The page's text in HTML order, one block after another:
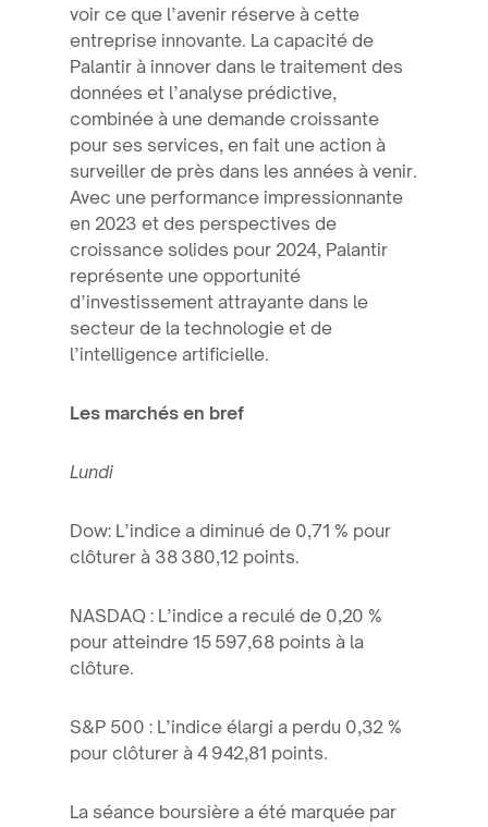
voir ce que l’avenir réserve à cette
entreprise innovante. La capacité de
Palantir à innover dans le traitement des
données et l’analyse prédictive,
combinée à une demande croissante
pour ses services, en fait une action à
surveiller de près dans les années à venir.
Avec une performance impressionnante
en 2023 et des perspectives de
croissance solides pour 2024, Palantir
représente une opportunité
d’investissement attrayante dans le
secteur de la technologie et de
l’intelligence artificielle.
Les marchés en bref
Lundi
Dow: L’indice a diminué de 0,71 % pour
clôturer à 38 380,12 points.
NASDAQ : L’indice a reculé de 0,20 %
pour atteindre 15 597,68 points à la
clôture.
S&P 500 : L’indice élargi a perdu 0,32 %
pour clôturer à 4 942,81 points.
La séance boursière a été marquée par